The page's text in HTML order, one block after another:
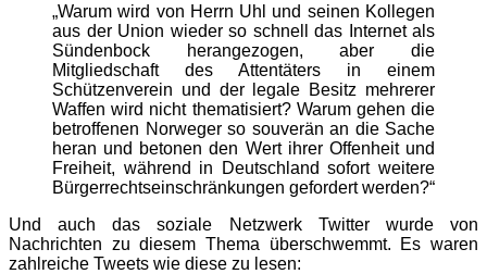
„Warum wird von Herrn Uhl und seinen Kollegen
aus der Union wieder so schnell das Internet als
Sündenbock herangezogen, aber die
Mitgliedschaft des Attentäters in einem
Schützenverein und der legale Besitz mehrerer
Waffen wird nicht thematisiert? Warum gehen die
betroffenen Norweger so souverän an die Sache
heran und betonen den Wert ihrer Offenheit und
Freiheit, während in Deutschland sofort weitere
Bürgerrechtseinschränkungen gefordert werden?“
Und auch das soziale Netzwerk Twitter wurde von
Nachrichten zu diesem Thema überschwemmt. Es waren
zahlreiche Tweets wie diese zu lesen: